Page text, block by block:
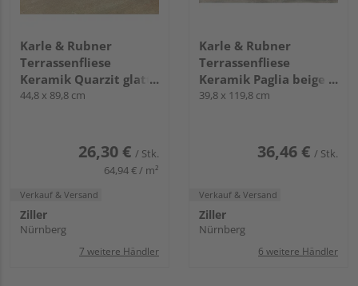
Karle & Rubner
Terrassenfliese
Keramik Quarzit glatt
TERRACON® Tavola -
44,8 x 89,8 cm
26,30 € / Stk.
64,94 € / m²
Verkauf & Versand
Ziller
Nürnberg
7 weitere Händler
Karle & Rubner
Terrassenfliese
Keramik Paglia beige
glatt TERRACON® - 20
39,8 x 119,8 cm
36,46 € / Stk.
Verkauf & Versand
Ziller
Nürnberg
6 weitere Händler